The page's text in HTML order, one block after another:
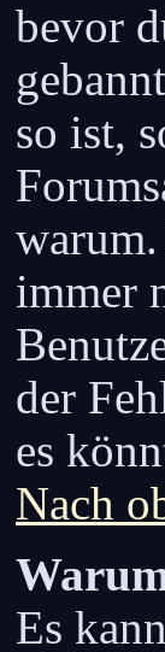
bevor
so ist,
immer
der
es
Nach
Es